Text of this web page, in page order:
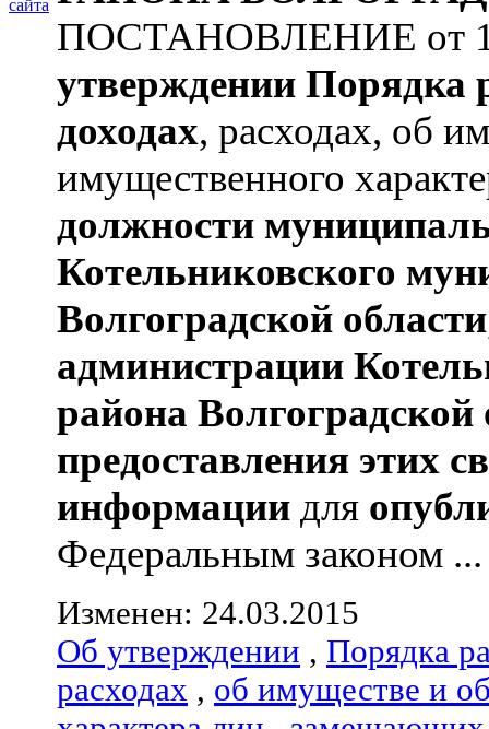
сайта
ПОСТАНОВЛЕНИЕ от
утверждении Порядка
доходах, расходах, об
имущественного
должности
Котельниковского
Волгоградской области
администрации
района Волгоградской
предоставления этих
информации для
Федеральным законом ...
Изменен: 24.03.2015
Об утверждении , Порядка
расходах , об имуществе и